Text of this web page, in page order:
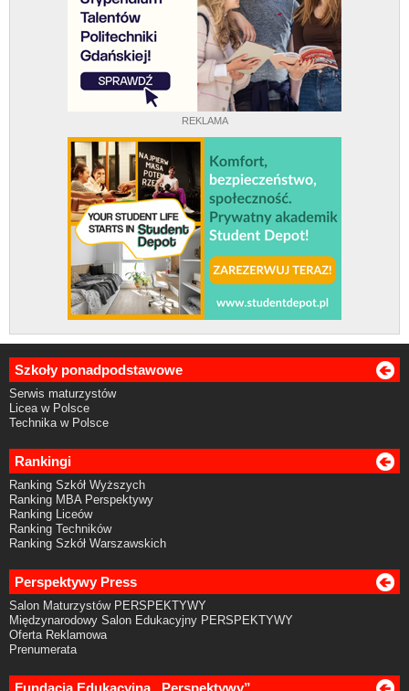
REKLAMA
Szkoły ponadpodstawowe
Serwis maturzystów
Licea w Polsce
Technika w Polsce
Rankingi
Ranking Szkół Wyższych
Ranking MBA Perspektywy
Ranking Liceów
Ranking Techników
Ranking Szkół Warszawskich
Perspektywy Press
Salon Maturzystów PERSPEKTYWY
Międzynarodowy Salon Edukacyjny PERSPEKTYWY
Oferta Reklamowa
Prenumerata